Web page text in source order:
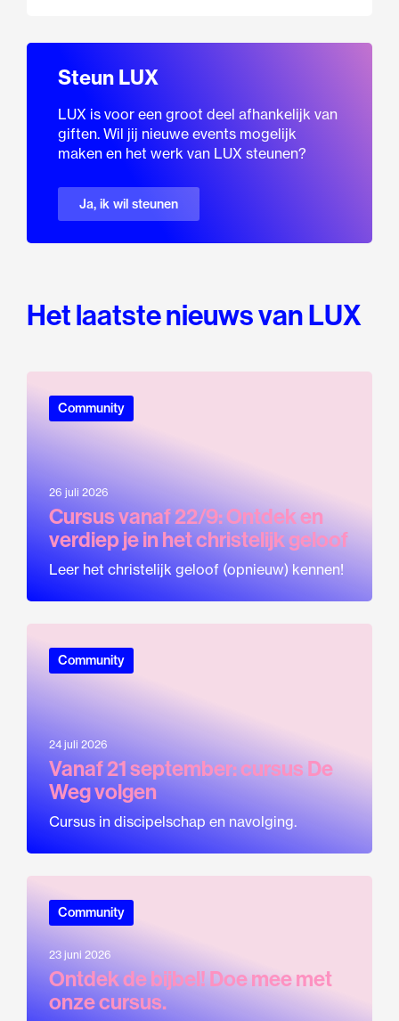
Steun LUX
LUX is voor een groot deel afhankelijk van
giften. Wil jij nieuwe events mogelijk
maken en het werk van LUX steunen?
Ja, ik wil steunen
Het laatste nieuws van LUX
Community
26 juli 2026
Cursus vanaf 22/9: Ontdek en
verdiep je in het christelijk geloof
Leer het christelijk geloof (opnieuw) kennen!
Community
24 juli 2026
Vanaf 21 september: cursus De
Weg volgen
Cursus in discipelschap en navolging.
Community
23 juni 2026
Ontdek de bijbel! Doe mee met
onze cursus.